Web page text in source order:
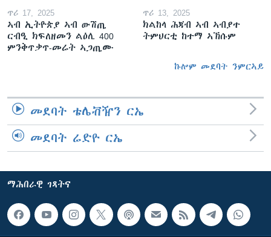
ጥሪ 17, 2025
ኣብ ኢትዮጵያ ኣብ ውሽጢ
ርብዒ ክፍለዘመን ልዕሊ 400
ምንቅጥቃጥ-መሬት ኣጋጢሙ
ጥሪ 13, 2025
ክልከላ ሕጃብ ኣብ ኣብያተ
ትምህርቲ ከተማ ኣኽሱም
ኩሎም መደባት ንምርኣይ
መደባት ቴሌቭዥን ርኤ
መደባት ሬድዮ ርኤ
ማሕበራዊ ገጻትና